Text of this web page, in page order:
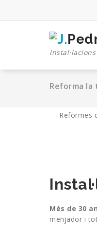
contenido
Reforma la
Reformes
Més de 30
menjador i